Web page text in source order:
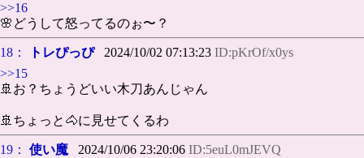
>>16
🌸どうして怒ってるのぉ〜？
18： トレぴっぴ2024/10/02 07:13:23 ID:pKrOf/x0ys
>>15
🚢お？ちょうどいい木刀あんじゃん
🚢ちょっと🐴に見せてくるわ
19： 使い魔 2024/10/06 23:20:06 ID:5euL0mJEVQ